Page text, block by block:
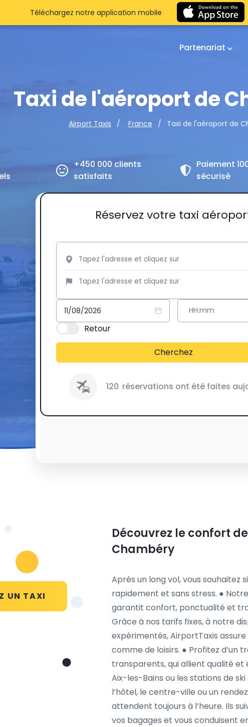
Partenariat
Taxi de l'aéroport de
Airport Taxis France Taxi de l'aéroport de
+450 000 clients
satisfaits
Paiement
sécurisé
Réservez votre taxi
Retour
Cherchez
120 réservations ont été faites
Téléchargez notre application mobile
UN TAXI
Découvrez le confort
Chambéry
Après un long vol, vous
rapidement et sans stress. ●
garantit confort, ponctualité et
Grâce à nos tarifs fixes, à notre
expérimentés, AirportTaxis
comme de loisirs. ● Profitez d’un
transparents, qui allient qualité
Aix-les-Bains ou les stations de
l’hôtel, le centre-ville ou un
attendent toujours à l’heure. Ils
vos bagages et vous conduisent